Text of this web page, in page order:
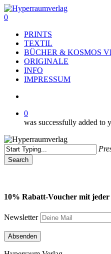
Skip
to
content
search
0
PRINTS
TEXTIL
BÜCHER & KOSMOS
ORIGINALE
INFO
IMPRESSUM
0
was successfully added to
Search
10% Rabatt-Voucher mit
Newsletter